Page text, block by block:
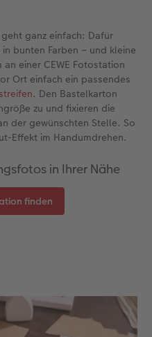
ganz einfach: Dafür
bunten Farben – und kleine
einer CEWE Fotostation
Ort einfach ein passendes
. Den Bastelkarton
zu und fixieren die
der gewünschten Stelle. So
Effekt im Handumdrehen.
in Ihrer Nähe
finden